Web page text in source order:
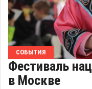
СОБЫТИЯ
Фестиваль
в Москве